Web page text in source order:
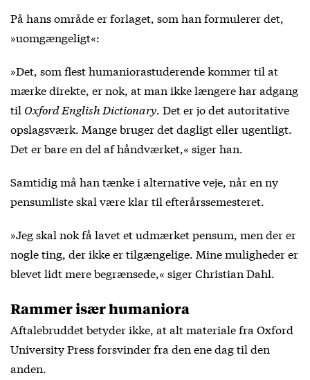
På hans område er forlaget, som han formulerer det,
»uomgængeligt«:
»Det, som flest humaniorastuderende kommer til at
mærke direkte, er nok, at man ikke længere har adgang
til Oxford English Dictionary. Det er jo det autoritative
opslagsværk. Mange bruger det dagligt eller ugentligt.
Det er bare en del af håndværket,« siger han.
Samtidig må han tænke i alternative veje, når en ny
pensumliste skal være klar til efterårssemesteret.
»Jeg skal nok få lavet et udmærket pensum, men der er
nogle ting, der ikke er tilgængelige. Mine muligheder er
blevet lidt mere begrænsede,« siger Christian Dahl.
Rammer især humaniora
Aftalebruddet betyder ikke, at alt materiale fra Oxford
University Press forsvinder fra den ene dag til den
anden.